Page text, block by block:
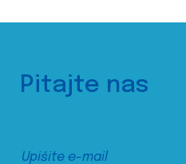
Pitajte nas